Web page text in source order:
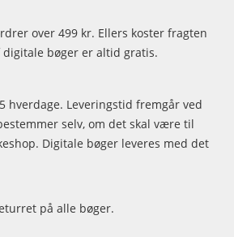
over 499 kr. Ellers koster fragten
digitale bøger er altid gratis.
hverdage. Leveringstid fremgår ved
selv, om det skal være til
Digitale bøger leveres med det
på alle bøger.